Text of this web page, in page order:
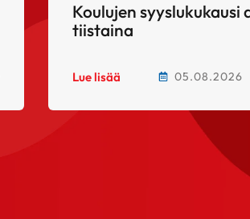
Koulujen syyslukukausi
tiistaina
Lue lisää 05.08.2026